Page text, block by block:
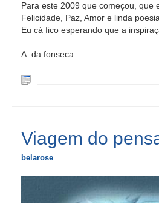
Para este 2009 que começou, que
Felicidade, Paz, Amor e linda poesia
Eu cá fico esperando que a
A. da fonseca
Viagem do
belarose